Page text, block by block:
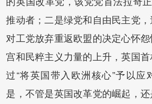
推动者；二是绿党和自由民主党
对工党放弃重返欧盟的决定心怀
宫和民粹主义力量的上升，英国
过“将英国带入欧洲核心”予以应
是，不管是英国改革党的崛起，